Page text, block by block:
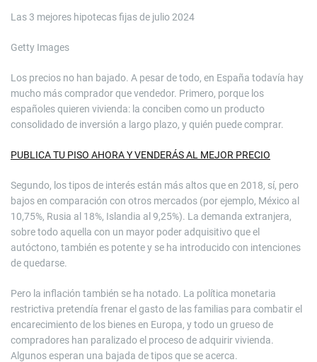
Las 3 mejores hipotecas fijas de julio 2024
Getty Images
Los precios no han bajado. A pesar de todo, en España todavía hay
mucho más comprador que vendedor. Primero, porque los
españoles quieren vivienda: la conciben como un producto
consolidado de inversión a largo plazo, y quién puede comprar.
PUBLICA TU PISO AHORA Y VENDERÁS AL MEJOR PRECIO
Segundo, los tipos de interés están más altos que en 2018, sí, pero
bajos en comparación con otros mercados (por ejemplo, México al
10,75%, Rusia al 18%, Islandia al 9,25%). La demanda extranjera,
sobre todo aquella con un mayor poder adquisitivo que el
autóctono, también es potente y se ha introducido con intenciones
de quedarse.
Pero la inflación también se ha notado. La política monetaria
restrictiva pretendía frenar el gasto de las familias para combatir el
encarecimiento de los bienes en Europa, y todo un grueso de
compradores han paralizado el proceso de adquirir vivienda.
Algunos esperan una bajada de tipos que se acerca.